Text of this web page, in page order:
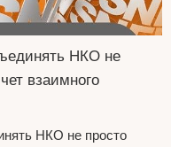
НКО не
взаимного
НКО не просто